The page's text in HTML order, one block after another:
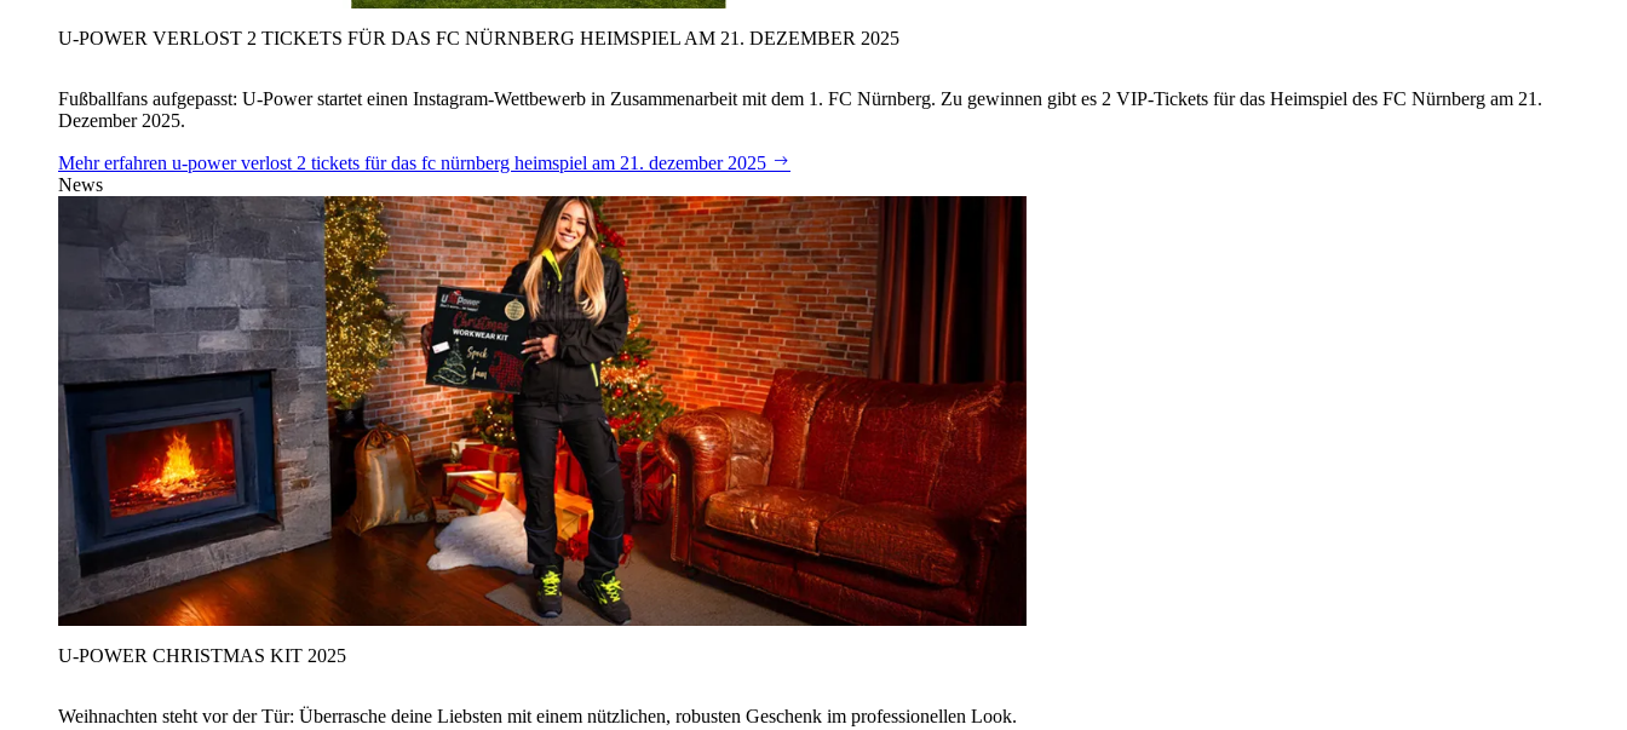
U‑POWER VERLOST 2 TICKETS FÜR DAS FC NÜRNBERG HEIMSPIEL AM 21. DEZEMBER 2025
Fußballfans aufgepasst: U‑Power startet einen Instagram-Wettbewerb in Zusammenarbeit mit dem 1. FC Nürnberg. Zu gewinnen gibt es 2 VIP-Tickets für das Heimspiel des FC Nürnberg am 21.
Dezember 2025.
Mehr erfahren u‑power verlost 2 tickets für das fc nürnberg heimspiel am 21. dezember 2025
News
U‑POWER CHRISTMAS KIT 2025
Weihnachten steht vor der Tür: Überrasche deine Liebsten mit einem nützlichen, robusten Geschenk im professionellen Look.